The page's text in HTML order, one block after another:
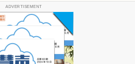
ADVERTISEMENT